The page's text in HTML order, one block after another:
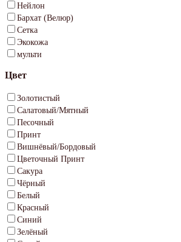
Нейлон
Бархат (Велюр)
Сетка
Экокожа
мульти
Цвет
Золотистый
Салатовый/Мятный
Песочный
Принт
Вишнёвый/Бордовый
Цветочный Принт
Сакура
Чёрный
Белый
Красный
Синий
Зелёный